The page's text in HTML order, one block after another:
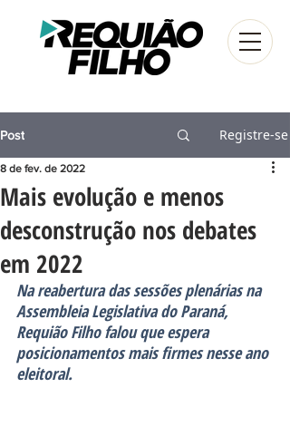
Post Registre-se
Mais evolução e menos
desconstrução nos debates
em 2022
8 de fev. de 2022
Na reabertura das sessões plenárias na
Assembleia Legislativa do Paraná,
Requião Filho falou que espera
posicionamentos mais firmes nesse ano
eleitoral.